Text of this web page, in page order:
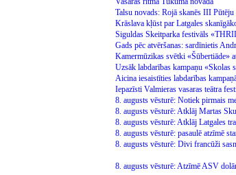
Talsu novads: Rojā skanēs III
Krāslava kļūst par Latgales
Siguldas Skeitparka festivāls
Gads pēc atvēršanas: sardīnietis
Kamermūzikas svētki «Šūbertiāde»
Uzsāk labdarības kampaņu «Skolas
Aicina iesaistīties labdarības
Iepazīsti Valmieras vasaras teātra
8. augusts vēsturē: Notiek pirmais
8. augusts vēsturē: Atklāj Martas
8. augusts vēsturē: Atklāj Latgales
8. augusts vēsturē: pasaulē atzīmē
8. augusts vēsturē: Divi francūži
8. augusts vēsturē: Atzīmē ASV